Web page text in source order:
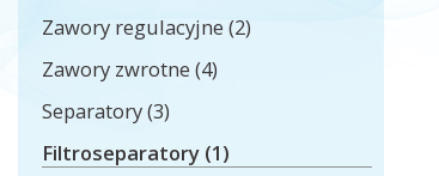
Zawory regulacyjne (2)
Zawory zwrotne (4)
Separatory (3)
Filtroseparatory (1)